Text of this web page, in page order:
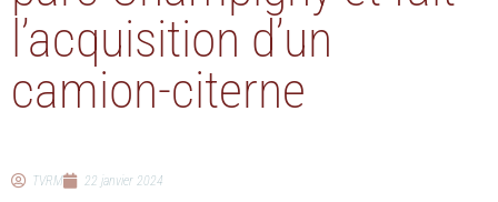
l’acquisition d’un
camion-citerne
TVRM 22 janvier 2024